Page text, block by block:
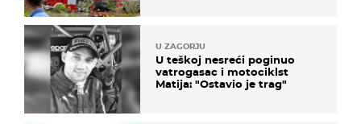
U ZAGORJU
U teškoj nesreći poginuo
vatrogasac i motociklst
Matija: "Ostavio je trag"